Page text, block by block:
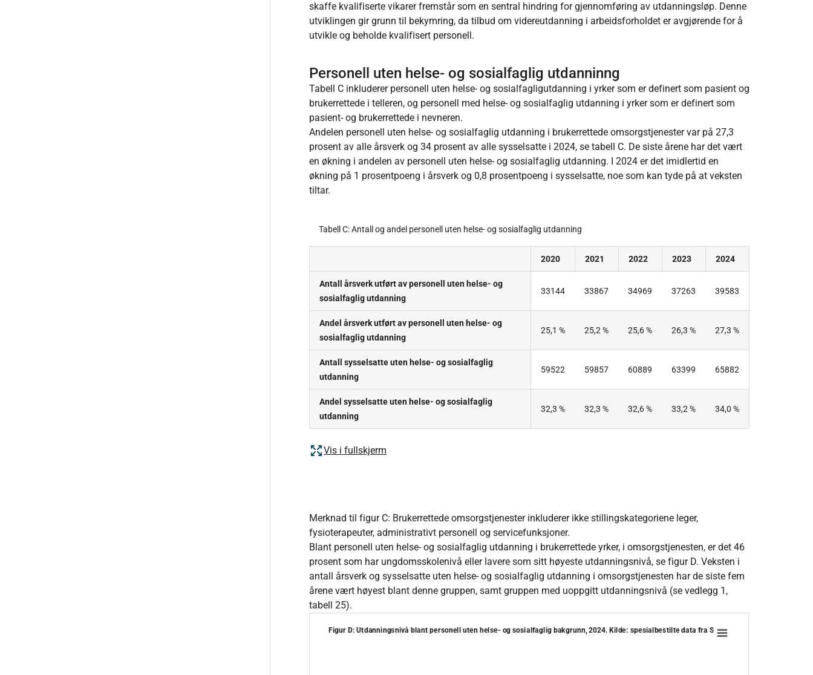
skaffe kvalifiserte vikarer fremstår som en sentral hindring for gjennomføring av utdanningsløp. Denne
utviklingen gir grunn til bekymring, da tilbud om videreutdanning i arbeidsforholdet er avgjørende for å
utvikle og beholde kvalifisert personell.
Personell uten helse- og sosialfaglig utdanninng
Tabell C inkluderer personell uten helse- og sosialfagligutdanning i yrker som er definert som pasient og
brukerrettede i telleren, og personell med helse- og sosialfaglig utdanning i yrker som er definert som
pasient- og brukerrettede i nevneren.
Andelen personell uten helse- og sosialfaglig utdanning i brukerrettede omsorgstjenester var på 27,3
prosent av alle årsverk og 34 prosent av alle sysselsatte i 2024, se tabell C. De siste årene har det vært
en økning i andelen av personell uten helse- og sosialfaglig utdanning. I 2024 er det imidlertid en
økning på 1 prosentpoeng i årsverk og 0,8 prosentpoeng i sysselsatte, noe som kan tyde på at veksten
tiltar.
Tabell C: Antall og andel personell uten helse- og sosialfaglig utdanning
2020 2021 2022 2023 2024
Antall årsverk utført av personell uten helse- og
sosialfaglig utdanning
33144 33867 34969 37263 39583
Andel årsverk utført av personell uten helse- og
sosialfaglig utdanning
25,1 % 25,2 % 25,6 % 26,3 % 27,3 %
Antall sysselsatte uten helse- og sosialfaglig
utdanning
59522 59857 60889 63399 65882
Andel sysselsatte uten helse- og sosialfaglig
utdanning
32,3 % 32,3 % 32,6 % 33,2 % 34,0 %
Vis i fullskjerm
Merknad til figur C: Brukerrettede omsorgstjenester inkluderer ikke stillingskategoriene leger,
fysioterapeuter, administrativt personell og servicefunksjoner.
Blant personell uten helse- og sosialfaglig utdanning i brukerrettede yrker, i omsorgstjenesten, er det 46
prosent som har ungdomsskolenivå eller lavere som sitt høyeste utdanningsnivå, se figur D. Veksten i
antall årsverk og sysselsatte uten helse- og sosialfaglig utdanning i omsorgstjenesten har de siste fem
årene vært høyest blant denne gruppen, samt gruppen med uoppgitt utdanningsnivå (se vedlegg 1,
tabell 25).
Figur D: Utdanningsnivå blant personell uten helse- og sosialfaglig bakgrunn, 2024. Kilde:
Figur D: Utdanningsnivå blant personell uten helse- og sosialfaglig bakgrunn, 2024. Kilde: spesialbestilte data fra SSB